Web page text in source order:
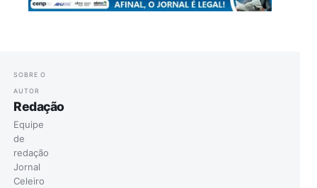
SOBRE O
AUTOR
Redação
Equipe
de
redação
Jornal
Celeiro